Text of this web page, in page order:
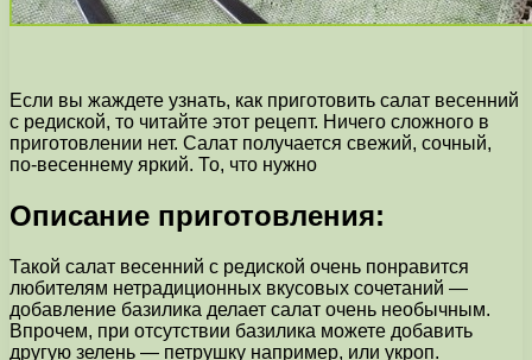
Если вы жаждете узнать, как приготовить салат весенний
с редиской, то читайте этот рецепт. Ничего сложного в
приготовлении нет. Салат получается свежий, сочный,
по-весеннему яркий. То, что нужно
Описание приготовления:
Такой салат весенний с редиской очень понравится
любителям нетрадиционных вкусовых сочетаний —
добавление базилика делает салат очень необычным.
Впрочем, при отсутствии базилика можете добавить
другую зелень — петрушку например, или укроп.